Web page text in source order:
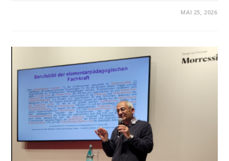
MAI 25, 2026